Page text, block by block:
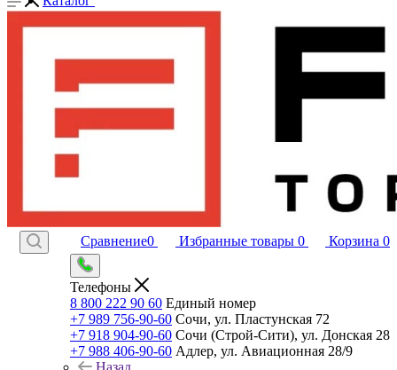
Сравнение0 Избранные товары 0 Корзина 0
Телефоны
8 800 222 90 60 Единый номер
+7 989 756-90-60 Сочи, ул. Пластунская 72
+7 918 904-90-60 Сочи (Строй-Сити), ул. Донская 28
+7 988 406-90-60 Адлер, ул. Авиационная 28/9
Назад